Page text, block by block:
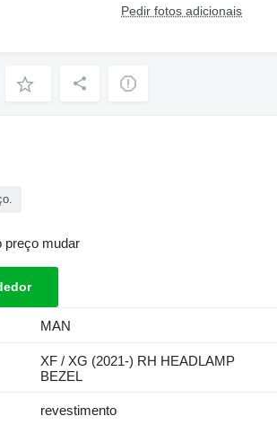
Pedir fotos adicionais
preço mudar
MAN
XF / XG (2021-) RH HEADLAMP
BEZEL
revestimento